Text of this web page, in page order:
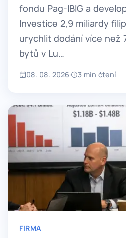
fondu Pag-IBIG a
Investice 2,9 miliardy
urychlit dodání více než
bytů v Lu…
08. 08. 2026· 3 min čtení
FIRMA